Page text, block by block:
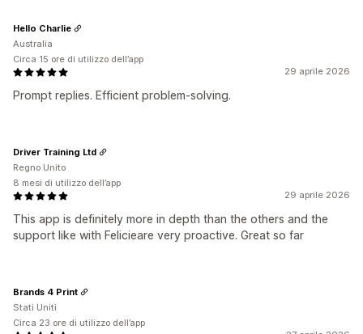
29 aprile 2026
Prompt replies. Efficient problem-solving.
Hello Charlie
Australia
Circa 15 ore di utilizzo dell’app
29 aprile 2026
This app is definitely more in depth than the others and the
support like with Felicieare very proactive. Great so far
Driver Training Ltd
Regno Unito
8 mesi di utilizzo dell’app
Brands 4 Print
Stati Uniti
Circa 23 ore di utilizzo dell’app